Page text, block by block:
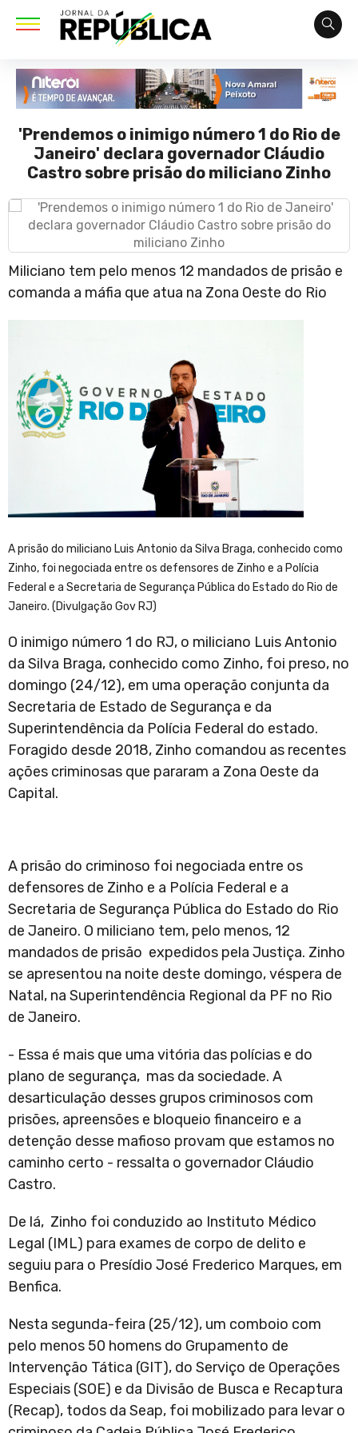
'Prendemos o inimigo número 1 do Rio de
Janeiro' declara governador Cláudio
Castro sobre prisão do miliciano Zinho
Miliciano tem pelo menos 12 mandados de prisão e
comanda a máfia que atua na Zona Oeste do Rio
A prisão do miliciano Luis Antonio da Silva Braga, conhecido como
Zinho, foi negociada entre os defensores de Zinho e a Polícia
Federal e a Secretaria de Segurança Pública do Estado do Rio de
Janeiro. (Divulgação Gov RJ)
O inimigo número 1 do RJ, o miliciano Luis Antonio
da Silva Braga, conhecido como Zinho, foi preso, no
domingo (24/12), em uma operação conjunta da
Secretaria de Estado de Segurança e da
Superintendência da Polícia Federal do estado.
Foragido desde 2018, Zinho comandou as recentes
ações criminosas que pararam a Zona Oeste da
Capital.
A prisão do criminoso foi negociada entre os
defensores de Zinho e a Polícia Federal e a
Secretaria de Segurança Pública do Estado do Rio
de Janeiro. O miliciano tem, pelo menos, 12
mandados de prisão expedidos pela Justiça. Zinho
se apresentou na noite deste domingo, véspera de
Natal, na Superintendência Regional da PF no Rio
de Janeiro.
- Essa é mais que uma vitória das polícias e do
plano de segurança, mas da sociedade. A
desarticulação desses grupos criminosos com
prisões, apreensões e bloqueio financeiro e a
detenção desse mafioso provam que estamos no
caminho certo - ressalta o governador Cláudio
Castro.
De lá, Zinho foi conduzido ao Instituto Médico
Legal (IML) para exames de corpo de delito e
seguiu para o Presídio José Frederico Marques, em
Benfica.
Nesta segunda-feira (25/12), um comboio com
pelo menos 50 homens do Grupamento de
Intervenção Tática (GIT), do Serviço de Operações
Especiais (SOE) e da Divisão de Busca e Recaptura
(Recap), todos da Seap, foi mobilizado para levar o